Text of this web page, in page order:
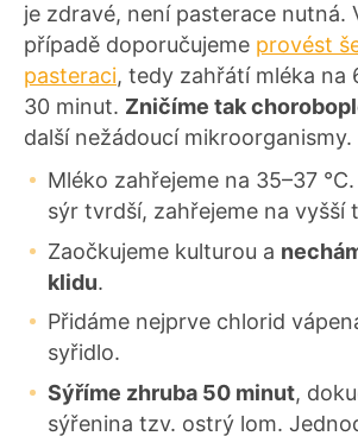
je zdravé, není pasterace nutná.
případě doporučujeme provést
pasteraci, tedy zahřátí mléka na
30 minut. Zničíme tak
další nežádoucí mikroorganismy.
Mléko zahřejeme na 35–37
sýr tvrdší, zahřejeme na vyšší
Zaočkujeme kulturou a
klidu.
Přidáme nejprve chlorid
syřidlo.
Sýříme zhruba 50 minut,
sýřenina tzv. ostrý lom.